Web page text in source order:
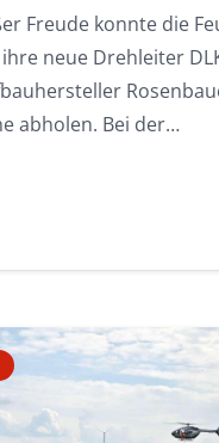
Freude konnte die
neue Drehleiter
abholen. Bei der…